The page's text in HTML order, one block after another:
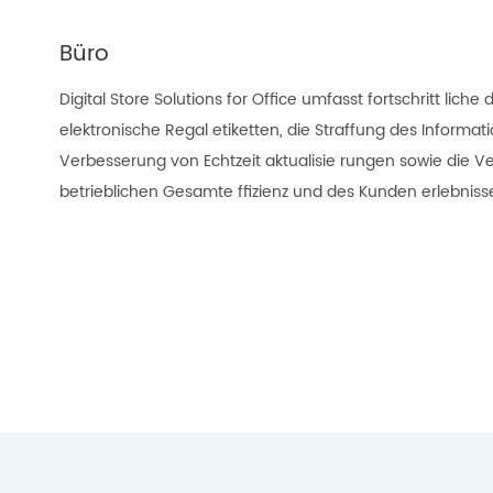
Büro
Digital Store Solutions for Office umfasst fortschritt liche
elektronische Regal etiketten, die Straffung des
Verbesserung von Echtzeit aktualisie rungen sowie die
betrieblichen Gesamte ffizienz und des Kunden